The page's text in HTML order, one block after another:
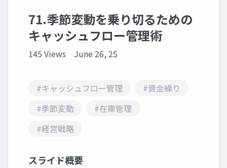
71.季節変動を乗り切るための
キャッシュフロー管理術
145 Views June 26, 25
#キャッシュフロー管理
#資金繰り
#季節変動
#在庫管理
#経営戦略
スライド概要